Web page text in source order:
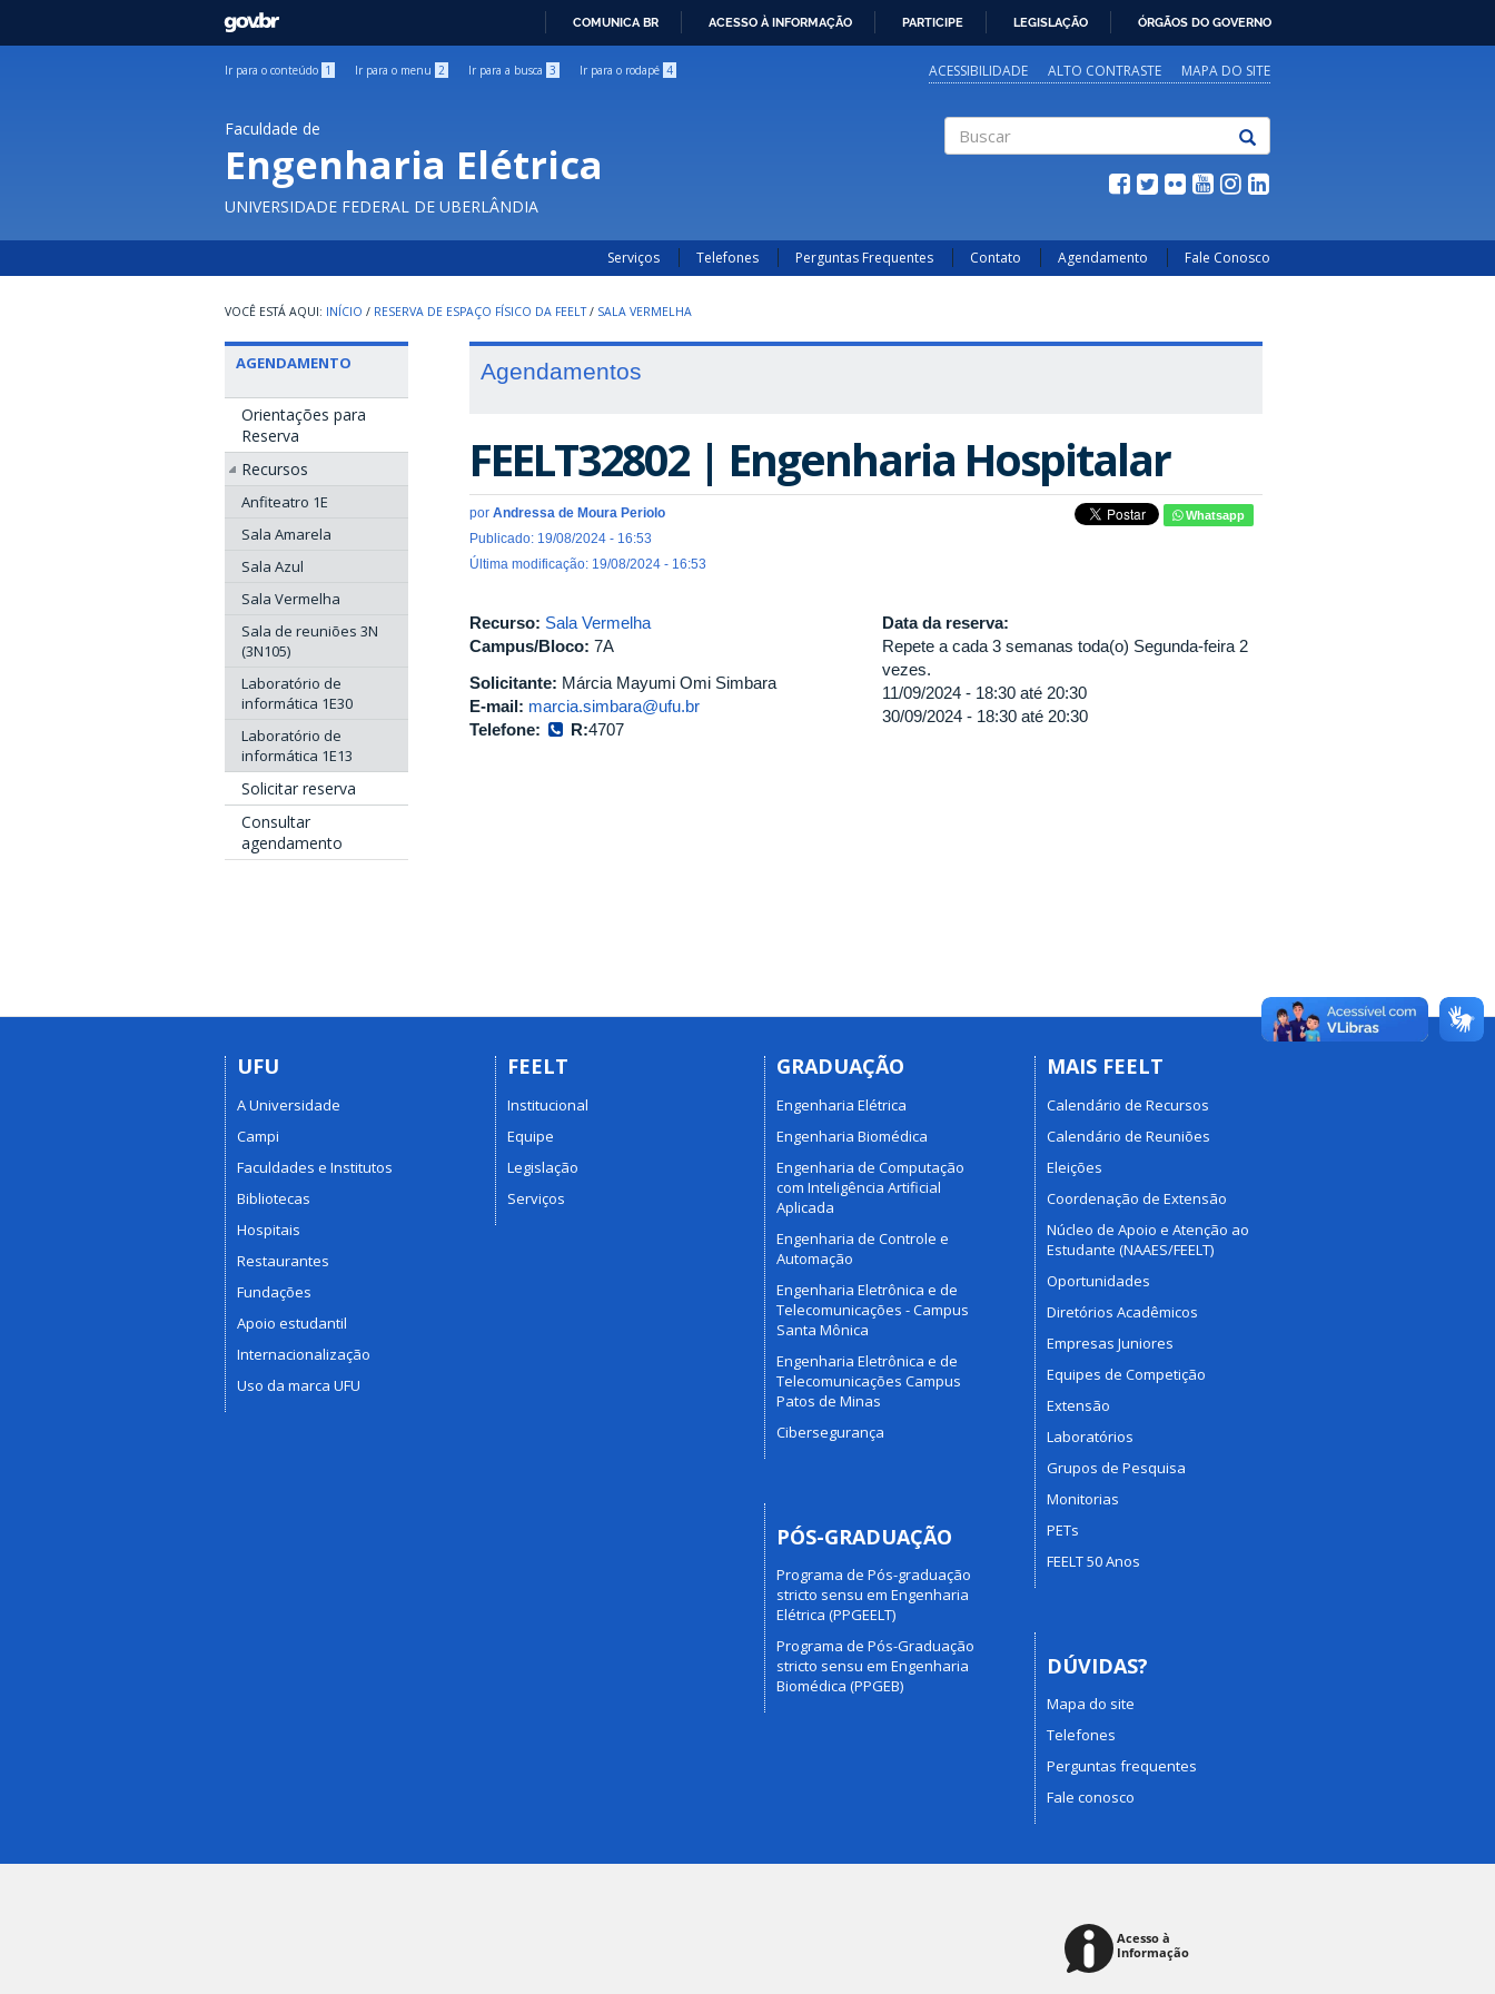
GOVBR
COMUNICA BR ACESSO À INFORMAÇÃO PARTICIPE LEGISLAÇÃO ÓRGÃOS DO GOVERNO
Ir para o conteúdo 1 Ir para o menu 2 Ir para a busca 3 Ir para o rodapé 4 ACESSIBILIDADE ALTO CONTRASTE MAPA DO SITE
Faculdade de
Engenharia Elétrica
UNIVERSIDADE FEDERAL DE UBERLÂNDIA
Serviços Telefones Perguntas Frequentes Contato Agendamento Fale Conosco
INÍCIO / RESERVA DE ESPAÇO FÍSICO DA FEELT / SALA VERMELHA
AGENDAMENTO
Orientações para
Reserva
Recursos
Anfiteatro 1E
Sala Amarela
Sala Azul
Sala Vermelha
Sala de reuniões 3N
(3N105)
Laboratório de
informática 1E30
Laboratório de
informática 1E13
Solicitar reserva
Consultar
agendamento
Agendamentos
FEELT32802 | Engenharia Hospitalar
por Andressa de Moura Periolo
Publicado: 19/08/2024 - 16:53
Última modificação: 19/08/2024 - 16:53
Whatsapp
Recurso: Sala Vermelha
Campus/Bloco: 7A
Solicitante: Márcia Mayumi Omi Simbara
E-mail: marcia.simbara@ufu.br
Telefone:
R:4707
Data da reserva:
Repete a cada 3 semanas toda(o) Segunda-feira 2
vezes.
11/09/2024 - 18:30 até 20:30
30/09/2024 - 18:30 até 20:30
UFU
A Universidade
Campi
Faculdades e Institutos
Bibliotecas
Hospitais
Restaurantes
Fundações
Apoio estudantil
Internacionalização
Uso da marca UFU
FEELT
Institucional
Equipe
Legislação
Serviços
GRADUAÇÃO
Engenharia Elétrica
Engenharia Biomédica
Engenharia de Computação
com Inteligência Artificial
Aplicada
Engenharia de Controle e
Automação
Engenharia Eletrônica e de
Telecomunicações - Campus
Santa Mônica
Engenharia Eletrônica e de
Telecomunicações Campus
Patos de Minas
Cibersegurança
PÓS-GRADUAÇÃO
Programa de Pós-graduação
stricto sensu em Engenharia
Elétrica (PPGEELT)
Programa de Pós-Graduação
stricto sensu em Engenharia
Biomédica (PPGEB)
MAIS FEELT
Calendário de Recursos
Calendário de Reuniões
Eleições
Coordenação de Extensão
Núcleo de Apoio e Atenção ao
Estudante (NAAES/FEELT)
Oportunidades
Diretórios Acadêmicos
Empresas Juniores
Equipes de Competição
Extensão
Laboratórios
Grupos de Pesquisa
Monitorias
PETs
FEELT 50 Anos
DÚVIDAS?
Mapa do site
Telefones
Perguntas frequentes
Fale conosco